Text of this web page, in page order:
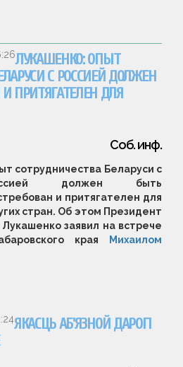
ЛУКАШЕНКО: ОПЫТ
С РОССИЕЙ ДОЛЖЕН
ПРИТЯГАТЕЛЕН ДЛЯ
Соб. инф.
сотрудничества Беларуси с
должен быть
и притягателен для
стран. Об этом Президент
заявил на встрече
края
Михаилом
ЯКАСЦЬ АБ'ЯЗНОЙ ДАРОГІ